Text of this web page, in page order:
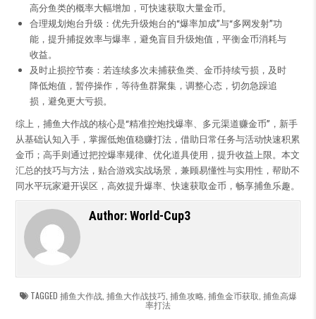
高分鱼类的概率大幅增加，可快速获取大量金币。
合理规划炮台升级：优先升级炮台的“爆率加成”与“多网发射”功
能，提升捕捉效率与爆率，避免盲目升级炮值，平衡金币消耗与
收益。
及时止损控节奏：若连续多次未捕获鱼类、金币持续亏损，及时
降低炮值，暂停操作，等待鱼群聚集，调整心态，切勿急躁追
损，避免更大亏损。
综上，捕鱼大作战的核心是“精准控炮找爆率、多元渠道赚金币”，新手
从基础认知入手，掌握低炮值稳赚打法，借助日常任务与活动快速积累
金币；高手则通过把控爆率规律、优化道具使用，提升收益上限。本文
汇总的技巧与方法，贴合游戏实战场景，兼顾易懂性与实用性，帮助不
同水平玩家避开误区，高效提升爆率、快速获取金币，畅享捕鱼乐趣。
Author:World-Cup3
TAGGED 捕鱼大作战, 捕鱼大作战技巧, 捕鱼攻略, 捕鱼金币获取 捕鱼高爆
率打法